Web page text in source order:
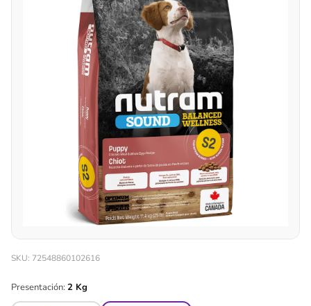
SKU: 72548860102616
Presentación: 2 Kg